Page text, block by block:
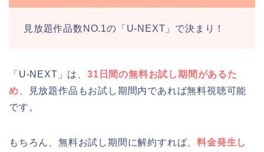
見放題作品数NO.1の「U-NEXT」で決まり！
「U-NEXT」は、 31日間の無料お試し期間があるた
め 、見放題作品もお試し期間内であれば無料視聴可能
です。
もちろん、無料お試し期間に解約すれば、料金発生し